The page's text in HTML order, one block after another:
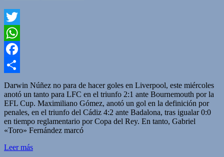
Twitter
WhatsApp
Facebook
Compartir
Darwin Núñez no para de hacer goles en Liverpool, este miércoles
anotó un tanto para LFC en el triunfo 2:1 ante Bournemouth por la
EFL Cup. Maximiliano Gómez, anotó un gol en la definición por
penales, en el triunfo del Cádiz 4:2 ante Badalona, tras igualar 0:0
en tiempo reglamentario por Copa del Rey. En tanto, Gabriel
«Toro» Fernández marcó
Leer más